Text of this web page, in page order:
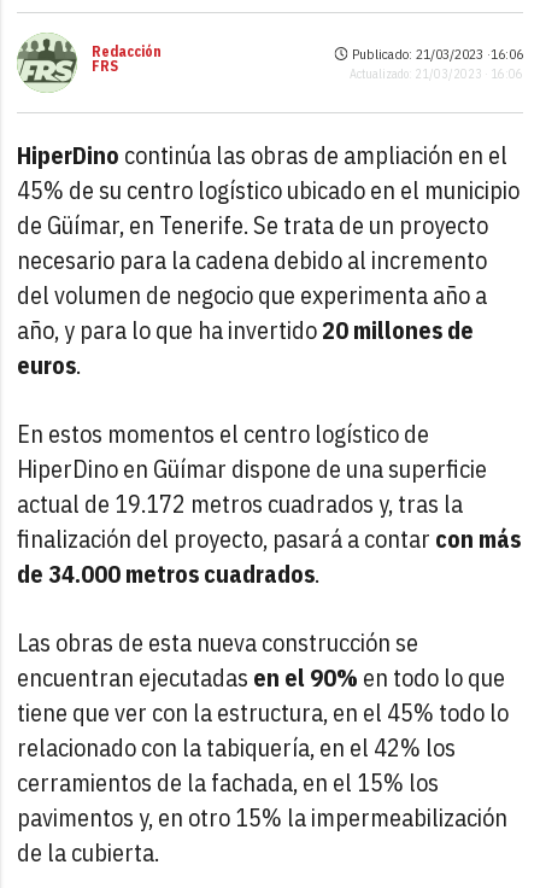
Redacción
FRS
Publicado: 21/03/2023 ·16:06
Actualizado: 21/03/2023 · 16:06
HiperDino continúa las obras de ampliación en el
45% de su centro logístico ubicado en el municipio
de Güímar, en Tenerife. Se trata de un proyecto
necesario para la cadena debido al incremento
del volumen de negocio que experimenta año a
año, y para lo que ha invertido20 millones de
euros.
En estos momentos el centro logístico de
HiperDino en Güímar dispone de una superficie
actual de 19.172 metros cuadrados y, tras la
finalización del proyecto, pasará a contar con más
de 34.000 metros cuadrados.
Las obras de esta nueva construcción se
encuentran ejecutadas en el 90% en todo lo que
tiene que ver con la estructura, en el 45% todo lo
relacionado con la tabiquería, en el 42% los
cerramientos de la fachada, en el 15% los
pavimentos y, en otro 15% la impermeabilización
de la cubierta.